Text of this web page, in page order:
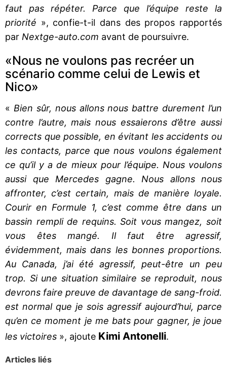
faut pas répéter. Parce que l’équipe reste la
priorité », confie-t-il dans des propos rapportés
par Nextge-auto.com avant de poursuivre.
«Nous ne voulons pas recréer un
scénario comme celui de Lewis et
Nico»
« Bien sûr, nous allons nous battre durement l’un
contre l’autre, mais nous essaierons d’être aussi
corrects que possible, en évitant les accidents ou
les contacts, parce que nous voulons également
ce qu’il y a de mieux pour l’équipe. Nous voulons
aussi que Mercedes gagne. Nous allons nous
affronter, c’est certain, mais de manière loyale.
Courir en Formule 1, c’est comme être dans un
bassin rempli de requins. Soit vous mangez, soit
vous êtes mangé. Il faut être agressif,
évidemment, mais dans les bonnes proportions.
Au Canada, j’ai été agressif, peut-être un peu
trop. Si une situation similaire se reproduit, nous
devrons faire preuve de davantage de sang-froid.
est normal que je sois agressif aujourd’hui, parce
qu’en ce moment je me bats pour gagner, je joue
les victoires », ajoute Kimi Antonelli.
Articles liés